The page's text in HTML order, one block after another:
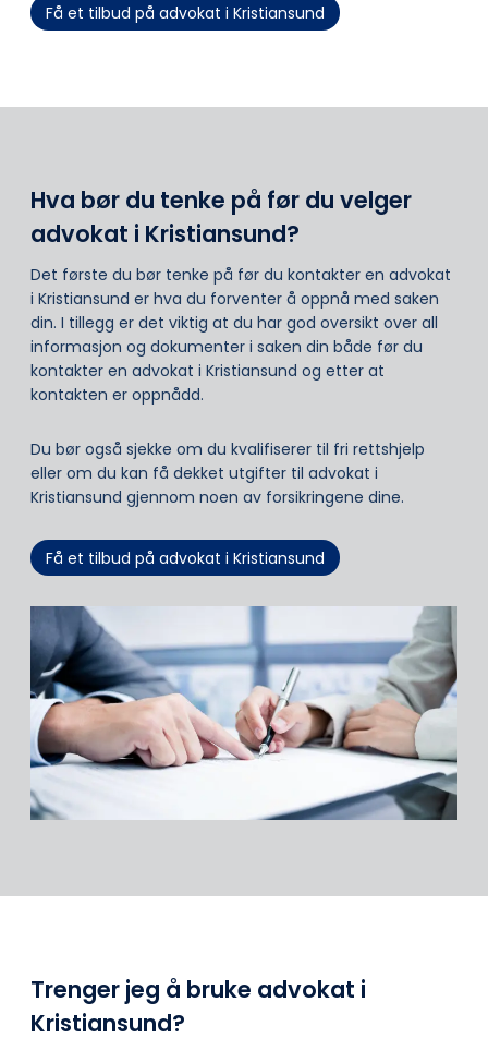
Få et tilbud på advokat i Kristiansund
Hva bør du tenke på før du velger
advokat i Kristiansund?
Det første du bør tenke på før du kontakter en advokat
i Kristiansund er hva du forventer å oppnå med saken
din. I tillegg er det viktig at du har god oversikt over all
informasjon og dokumenter i saken din både før du
kontakter en advokat i Kristiansund og etter at
kontakten er oppnådd.
Du bør også sjekke om du kvalifiserer til fri rettshjelp
eller om du kan få dekket utgifter til advokat i
Kristiansund gjennom noen av forsikringene dine.
Få et tilbud på advokat i Kristiansund
Trenger jeg å bruke advokat i
Kristiansund?